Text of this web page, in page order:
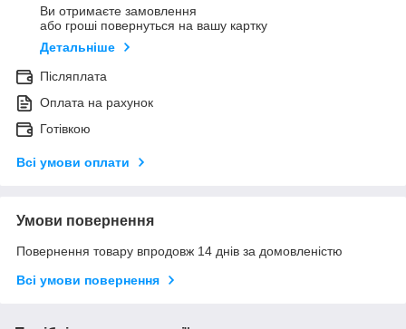
Ви отримаєте замовлення
або гроші повернуться на вашу картку
Детальніше
Післяплата
Оплата на рахунок
Готівкою
Всі умови оплати
Умови повернення
Повернення товару впродовж 14 днів за домовленістю
Всі умови повернення